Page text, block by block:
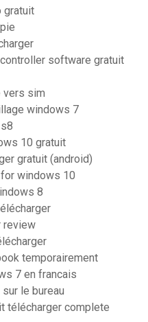
gratuit
software gratuit
vers sim
windows 7
10 gratuit
gratuit (android)
windows 10
8
review
temporairement
7 en francais
le bureau
télécharger complete